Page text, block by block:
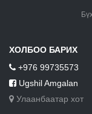
ХОЛБОО БАРИХ
+976 99735573
Ugshil Amgalan
Улаанбаатар хот